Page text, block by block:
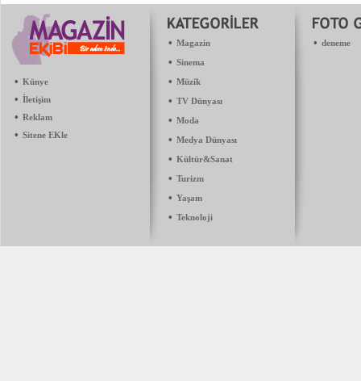
• Künye
• İletişim
• Reklam
• Sitene EKle
• Magazin
• Sinema
• Müzik
• TV Dünyası
• Moda
• Medya Dünyası
• Kültür&Sanat
• Turizm
• Yaşam
• Teknoloji
• deneme